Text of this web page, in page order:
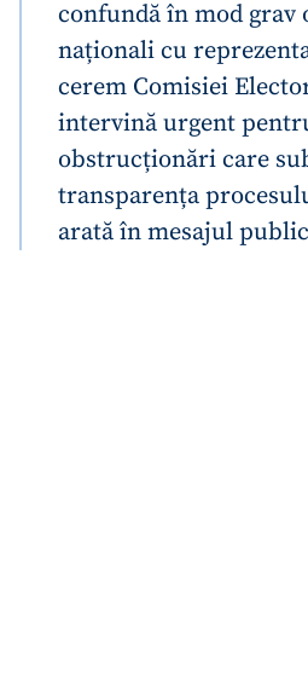
confundă în mod grav
naționali cu
cerem Comisiei
intervină urgent
obstrucționări care
transparența
arată în mesajul